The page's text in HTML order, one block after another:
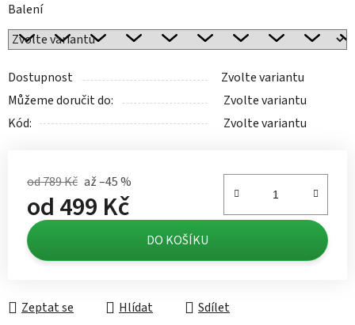
Balení
Dostupnost
Zvolte variantu
Můžeme doručit do:
Zvolte variantu
Kód:
Zvolte variantu
od 789 Kč až –45 %
od499 Kč
Měrná cena: DO KOŠÍKU
Zeptat se Hlídat Sdílet